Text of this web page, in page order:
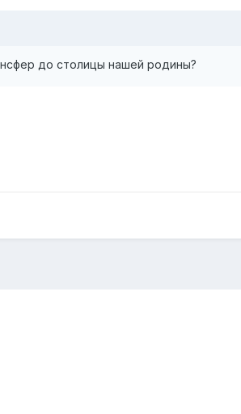
до столицы нашей родины?